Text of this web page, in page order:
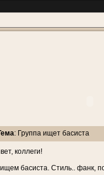
: Группа ищет басиста
коллеги!
басиста. Стиль.. фанк,